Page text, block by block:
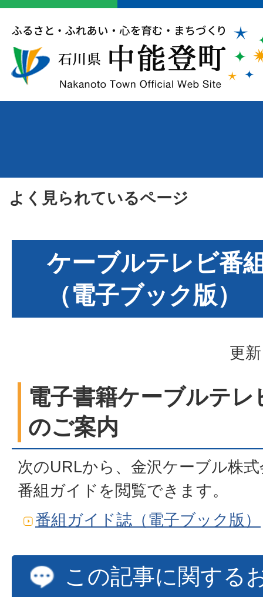
よく見られているページ
ケーブルテレビ番
（電子ブック版）
更
電子書籍ケーブルテレ
のご案内
次のURLから、金沢ケーブル株
番組ガイドを閲覧できます。
番組ガイド誌（電子ブック版）
この記事に関する